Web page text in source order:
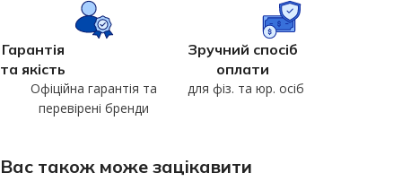
Гарантія
та якість
Офіційна гарантія та
перевірені бренди
Зручний спосіб
оплати
для фіз. та юр. осіб
Вас також може зацікавити